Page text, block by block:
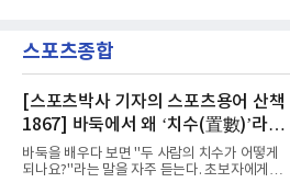
다. 2023년 사우디아라비아 알아흘리로 옮겨
2024-2025시즌과 2025-2026시즌
큰 틀의 계약 조건은 이미 합의됐고 구단은 개막
을 앞두고 영입 절차를 서두르고 있다.그의 최근
지난 시즌 아스널과 상호 합의로 계약을 해지했
고, 네덜란드 아약스에서 시즌 막판 8경기를 소
화했다. 이후 일본 대표로 월드컵에 나서 선발 2
경기를 포함해 3경기를 뛰며 감각을 끌어올렸
다.구단의 판단은 신중했다. 크리스털 팰리스는
기량을 확신하면서도 부상
스포츠종합
[스포츠박사 기자의 스포츠용어 산책
1867] 바둑에서 왜 ‘치수(置數)’라고
말할까
바둑을 배우다 보면 "두 사람의 치수가 어떻게
되나요?"라는 말을 자주 듣는다. 초보자에게는